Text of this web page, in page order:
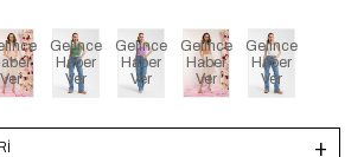
Ver
Gelince
Haber
Ver
Gelince
Haber
Ver
Gelince
Haber
Ver
Gelince
Haber
Ver